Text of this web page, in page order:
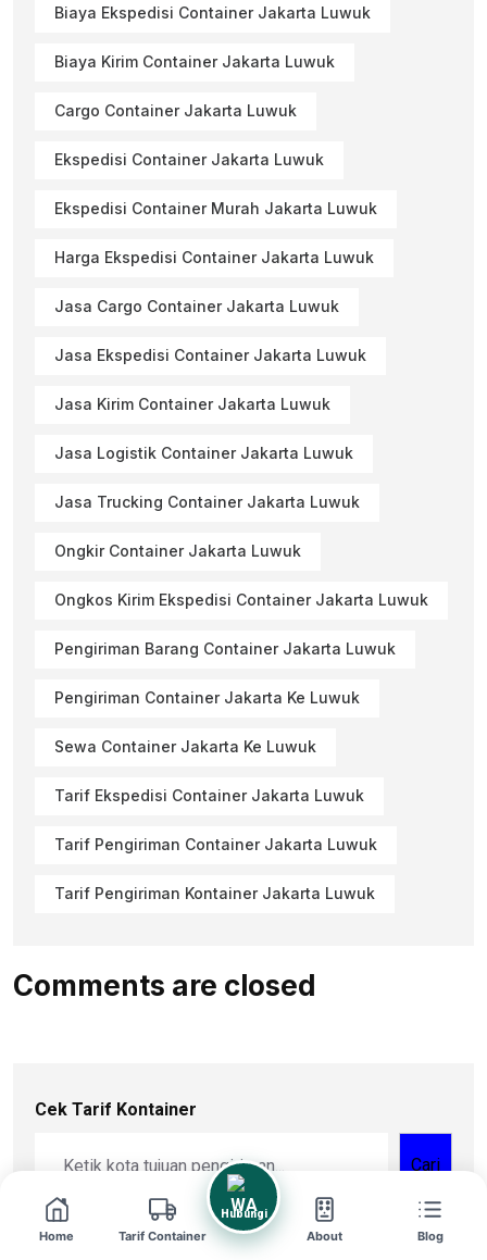
Biaya Ekspedisi Container Jakarta Luwuk
Biaya Kirim Container Jakarta Luwuk
Cargo Container Jakarta Luwuk
Ekspedisi Container Jakarta Luwuk
Ekspedisi Container Murah Jakarta Luwuk
Harga Ekspedisi Container Jakarta Luwuk
Jasa Cargo Container Jakarta Luwuk
Jasa Ekspedisi Container Jakarta Luwuk
Jasa Kirim Container Jakarta Luwuk
Jasa Logistik Container Jakarta Luwuk
Jasa Trucking Container Jakarta Luwuk
Ongkir Container Jakarta Luwuk
Ongkos Kirim Ekspedisi Container Jakarta Luwuk
Pengiriman Barang Container Jakarta Luwuk
Pengiriman Container Jakarta Ke Luwuk
Sewa Container Jakarta Ke Luwuk
Tarif Ekspedisi Container Jakarta Luwuk
Tarif Pengiriman Container Jakarta Luwuk
Tarif Pengiriman Kontainer Jakarta Luwuk
Comments are closed
Cek Tarif Kontainer
Cari
Home Tarif Container
Hubungi
About Blog